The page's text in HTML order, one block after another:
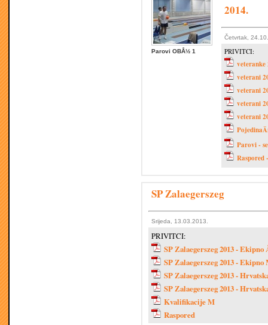
Parovi OBÅ½ 1
2014.
Četvrtak,
PRIVITCI:
veteranke
veterani
veterani
veterani
veterani
Parovi -
Raspored
SP Zalaegerszeg
Srijeda, 13.03.2013.
PRIVITCI:
SP Zalaegerszeg 2013 - Ekipno
SP Zalaegerszeg 2013 - Ekipno
SP Zalaegerszeg 2013 -
SP Zalaegerszeg 2013 -
Kvalifikacije M
Raspored